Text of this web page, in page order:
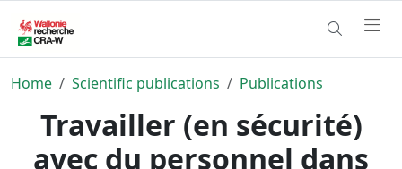
Home Scientific publications Publications
Travailler (en sécurité)
avec du personnel dans